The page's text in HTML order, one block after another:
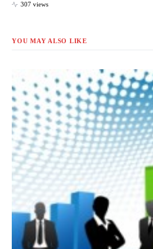
307 views
YOU MAY ALSO LIKE